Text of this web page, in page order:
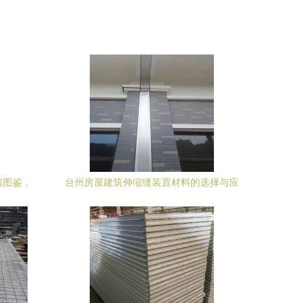
鉴，
台州房屋建筑伸缩缝装置材料的选择与应